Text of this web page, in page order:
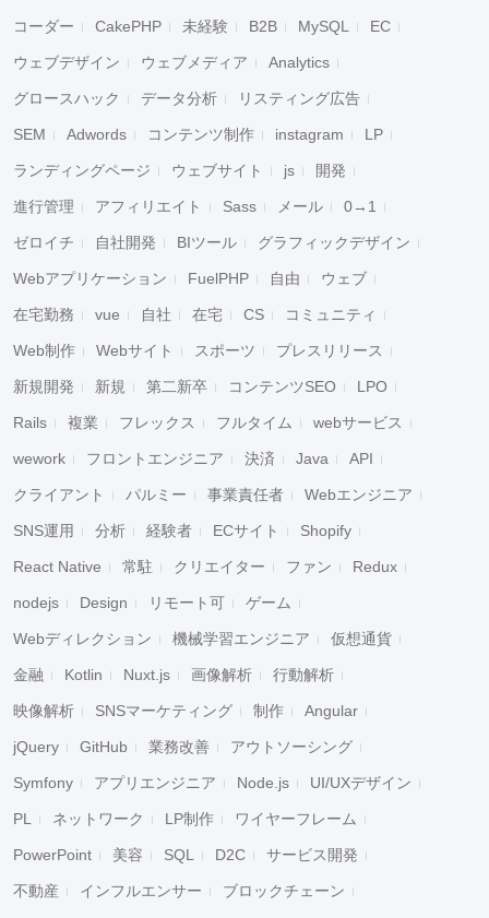
コーダー CakePHP 未経験 B2B MySQL EC
ウェブデザイン ウェブメディア Analytics
グロースハック データ分析 リスティング広告
SEM Adwords コンテンツ制作 instagram LP
ランディングページ ウェブサイト js 開発
進行管理 アフィリエイト Sass メール 0→1
ゼロイチ 自社開発 BIツール グラフィックデザイン
Webアプリケーション FuelPHP 自由 ウェブ
在宅勤務 vue 自社 在宅 CS コミュニティ
Web制作 Webサイト スポーツ プレスリリース
新規開発 新規 第二新卒 コンテンツSEO LPO
Rails 複業 フレックス フルタイム webサービス
wework フロントエンジニア 決済 Java API
クライアント パルミー 事業責任者 Webエンジニア
SNS運用 分析 経験者 ECサイト Shopify
React Native 常駐 クリエイター ファン Redux
nodejs Design リモート可 ゲーム
Webディレクション 機械学習エンジニア 仮想通貨
金融 Kotlin Nuxt.js 画像解析 行動解析
映像解析 SNSマーケティング 制作 Angular
jQuery GitHub 業務改善 アウトソーシング
Symfony アプリエンジニア Node.js UI/UXデザイン
PL ネットワーク LP制作 ワイヤーフレーム
PowerPoint 美容 SQL D2C サービス開発
不動産 インフルエンサー ブロックチェーン